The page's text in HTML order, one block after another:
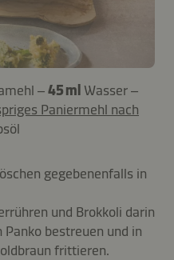
–45 ml Wasser –
Paniermehl nach
gegebenenfalls in
und Brokkoli darin
bestreuen und in
frittieren.